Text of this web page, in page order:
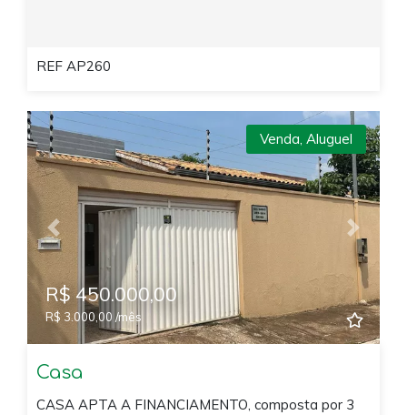
REF AP260
Previous Next
Venda, Aluguel
R$ 450.000,00
R$ 3.000,00 /mês
Casa
CASA APTA A FINANCIAMENTO, composta por 3